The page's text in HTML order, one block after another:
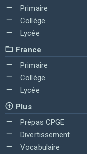
Primaire
Collège
Lycée
France
Primaire
Collège
Lycée
Plus
Prépas CPGE
Divertissement
Vocabulaire